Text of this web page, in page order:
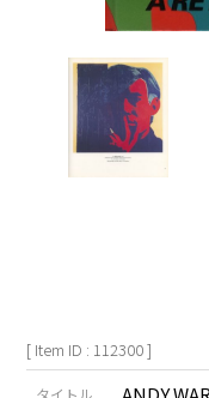
[ Item ID : 112300 ]
タイトル